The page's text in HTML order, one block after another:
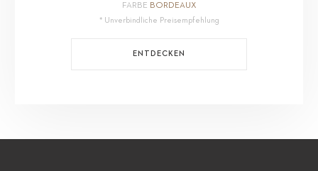
FARBE BORDEAUX
* Unverbindliche Preisempfehlung
ENTDECKEN